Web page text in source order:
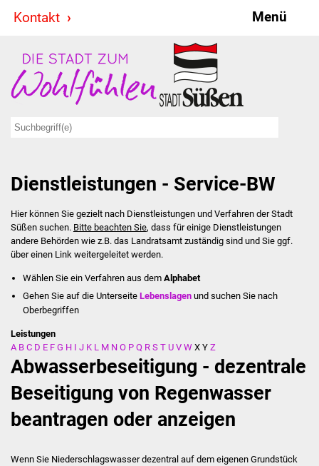
Kontakt Menü
Stadt & Politik
Bürgermeister
Ausschüsse
Ratsinformationssystem
Jugendbeirat
Summerrockfestival
Stadtverwaltung
Behördenwegweiser
Dienstleistungen - Service-BW
Hier können Sie gezielt nach Dienstleistungen und Verfahren der Stadt
Süßen suchen. Bitte beachten Sie, dass für einige Dienstleistungen
andere Behörden wie z.B. das Landratsamt zuständig sind und Sie ggf.
über einen Link weitergeleitet werden.
Wählen Sie ein Verfahren aus dem Alphabet
Gehen Sie auf die UnterseiteLebenslagen und suchen Sie nach
Oberbegriffen
Leistungen
A B C D E F G H I J K L M N O P Q R S T U V W X Y Z
Abwasserbeseitigung - dezentrale
Beseitigung von Regenwasser
beantragen oder anzeigen
Wenn Sie Niederschlagswasser dezentral auf dem eigenen Grundstück